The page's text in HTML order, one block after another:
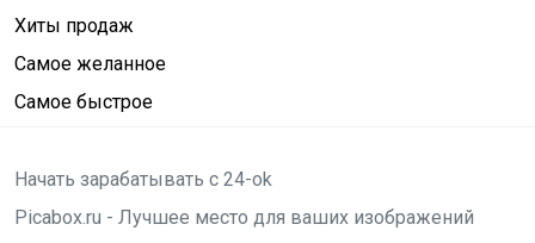
Хиты продаж
Самое желанное
Самое быстрое
Начать зарабатывать с 24-ok
Picabox.ru - Лучшее место для ваших изображений